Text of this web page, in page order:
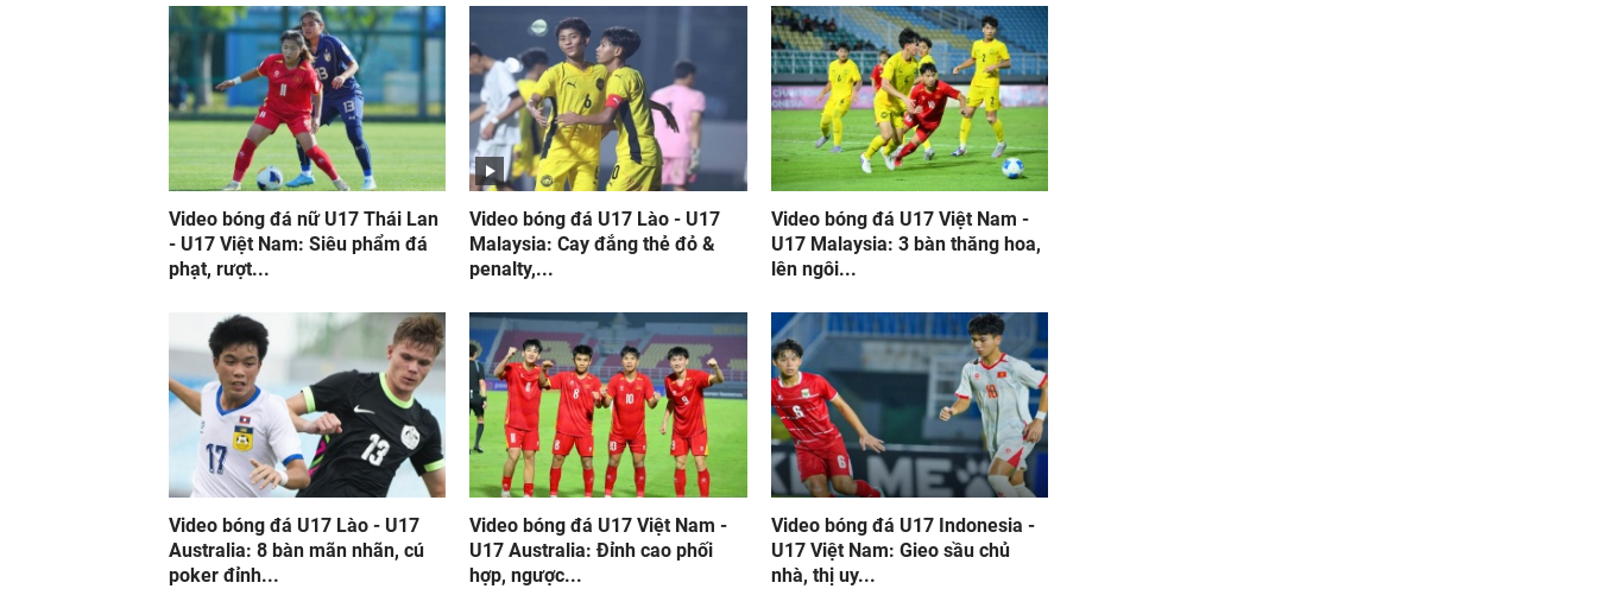
Video bóng đá nữ U17 Thái Lan
- U17 Việt Nam: Siêu phẩm đá
phạt, rượt...
Video bóng đá U17 Lào - U17
Malaysia: Cay đắng thẻ đỏ &
penalty,...
Video bóng đá U17 Việt Nam -
U17 Malaysia: 3 bàn thăng hoa,
lên ngôi...
Video bóng đá U17 Lào - U17
Australia: 8 bàn mãn nhãn, cú
poker đỉnh...
Video bóng đá U17 Việt Nam -
U17 Australia: Đỉnh cao phối
hợp, ngược...
Video bóng đá U17 Indonesia -
U17 Việt Nam: Gieo sầu chủ
nhà, thị uy...